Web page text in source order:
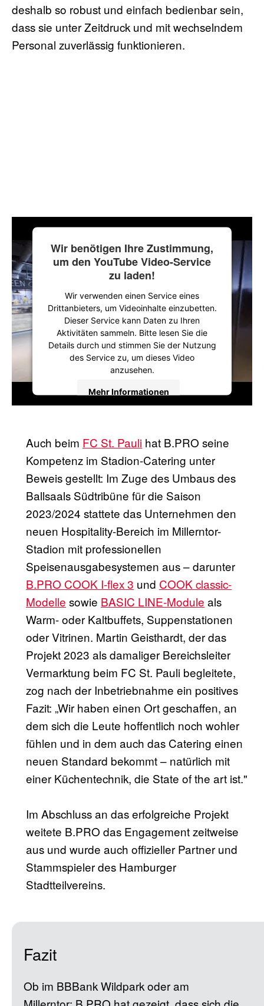
deshalb so robust und einfach bedienbar sein,
dass sie unter Zeitdruck und mit wechselndem
Personal zuverlässig funktionieren.
Wir benötigen Ihre Zustimmung,
um den YouTube Video-Service
zu laden!
Wir verwenden einen Service eines
Drittanbieters, um Videoinhalte einzubetten.
Dieser Service kann Daten zu Ihren
Aktivitäten sammeln. Bitte lesen Sie die
Details durch und stimmen Sie der Nutzung
des Service zu, um dieses Video
anzusehen.
Mehr Informationen
powered by
Usercentrics Consent
Management Platform
Auch beim FC St. Pauli hat B.PRO seine
Kompetenz im Stadion-Catering unter
Beweis gestellt: Im Zuge des Umbaus des
Ballsaals Südtribüne für die Saison
2023/2024 stattete das Unternehmen den
neuen Hospitality-Bereich im Millerntor-
Stadion mit professionellen
Speisenausgabesystemen aus – darunter
B.PRO COOK I-flex 3 und COOK classic-
Modelle sowie BASIC LINE-Module als
Warm- oder Kaltbuffets, Suppenstationen
oder Vitrinen. Martin Geisthardt, der das
Projekt 2023 als damaliger Bereichsleiter
Vermarktung beim FC St. Pauli begleitete,
zog nach der Inbetriebnahme ein positives
Fazit: „Wir haben einen Ort geschaffen, an
dem sich die Leute hoffentlich noch wohler
fühlen und in dem auch das Catering einen
neuen Standard bekommt – natürlich mit
einer Küchentechnik, die State of the art ist."
Im Abschluss an das erfolgreiche Projekt
weitete B.PRO das Engagement zeitweise
aus und wurde auch offizieller Partner und
Stammspieler des Hamburger
Stadtteilvereins.
Fazit
Ob im BBBank Wildpark oder am